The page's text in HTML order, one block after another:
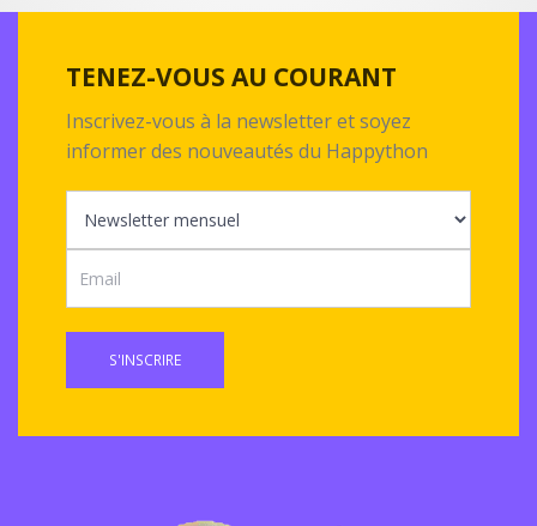
TENEZ-VOUS AU COURANT
Inscrivez-vous à la newsletter et soyez
informer des nouveautés du Happython
S'INSCRIRE